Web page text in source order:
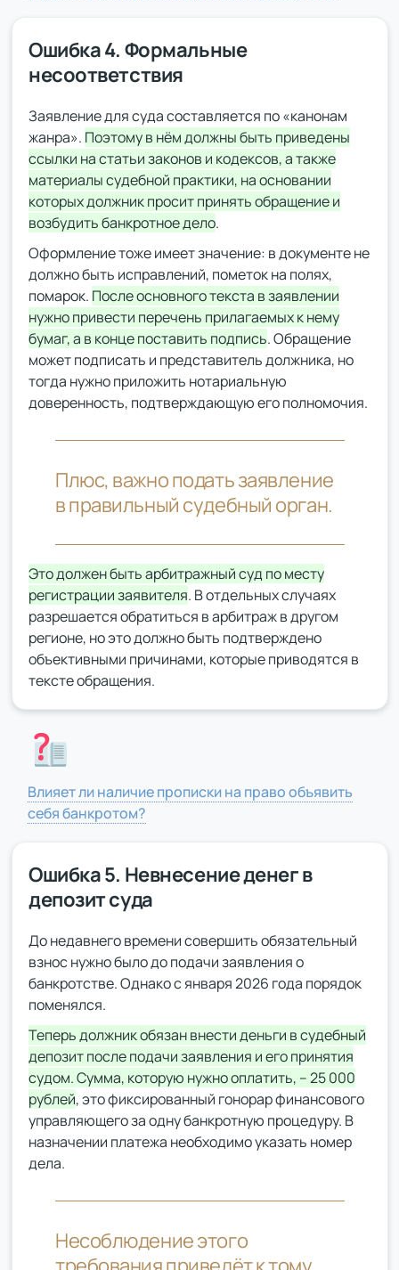
Ошибка 4. Формальные
несоответствия
Заявление для суда составляется по «канонам
жанра». Поэтому в нём должны быть приведены
ссылки на статьи законов и кодексов, а также
материалы судебной практики, на основании
которых должник просит принять обращение и
возбудить банкротное дело.
Оформление тоже имеет значение: в документе не
должно быть исправлений, пометок на полях,
помарок. После основного текста в заявлении
нужно привести перечень прилагаемых к нему
бумаг, а в конце поставить подпись. Обращение
может подписать и представитель должника, но
тогда нужно приложить нотариальную
доверенность, подтверждающую его полномочия.
Плюс, важно подать заявление
в правильный судебный орган.
Это должен быть арбитражный суд по месту
регистрации заявителя. В отдельных случаях
разрешается обратиться в арбитраж в другом
регионе, но это должно быть подтверждено
объективными причинами, которые приводятся в
тексте обращения.
Влияет ли наличие прописки на право объявить
себя банкротом?
Ошибка 5. Невнесение денег в
депозит суда
До недавнего времени совершить обязательный
взнос нужно было до подачи заявления о
банкротстве. Однако с января 2026 года порядок
поменялся.
Теперь должник обязан внести деньги в судебный
депозит после подачи заявления и его принятия
судом. Сумма, которую нужно оплатить, – 25 000
рублей, это фиксированный гонорар финансового
управляющего за одну банкротную процедуру. В
назначении платежа необходимо указать номер
дела.
Несоблюдение этого